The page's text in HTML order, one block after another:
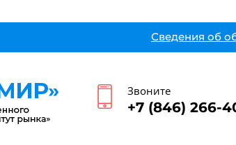
Сведения об
Звоните
+7 (846) 266-